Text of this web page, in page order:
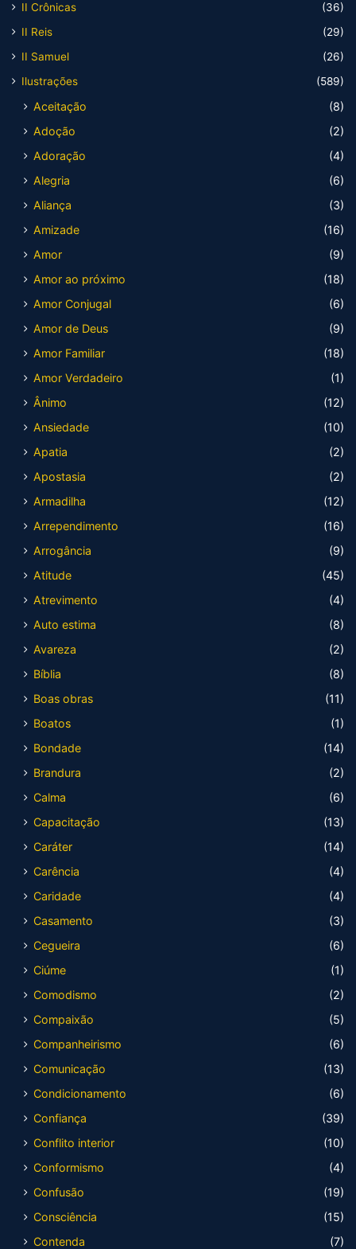
II Crônicas
(36)
II Reis
(29)
II Samuel
(26)
Ilustrações
(589)
Aceitação
(8)
Adoção
(2)
Adoração
(4)
Alegria
(6)
Aliança
(3)
Amizade
(16)
Amor
(9)
Amor ao próximo
(18)
Amor Conjugal
(6)
Amor de Deus
(9)
Amor Familiar
(18)
Amor Verdadeiro
(1)
Ânimo
(12)
Ansiedade
(10)
Apatia
(2)
Apostasia
(2)
Armadilha
(12)
Arrependimento
(16)
Arrogância
(9)
Atitude
(45)
Atrevimento
(4)
Auto estima
(8)
Avareza
(2)
Bíblia
(8)
Boas obras
(11)
Boatos
(1)
Bondade
(14)
Brandura
(2)
Calma
(6)
Capacitação
(13)
Caráter
(14)
Carência
(4)
Caridade
(4)
Casamento
(3)
Cegueira
(6)
Ciúme
(1)
Comodismo
(2)
Compaixão
(5)
Companheirismo
(6)
Comunicação
(13)
Condicionamento
(6)
Confiança
(39)
Conflito interior
(10)
Conformismo
(4)
Confusão
(19)
Consciência
(15)
Contenda
(7)